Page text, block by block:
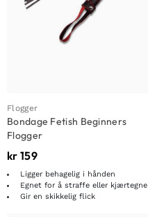
Flogger
Bondage Fetish Beginners
Flogger
kr 159
Ligger behagelig i hånden
Egnet for å straffe eller kjærtegne
Gir en skikkelig flick